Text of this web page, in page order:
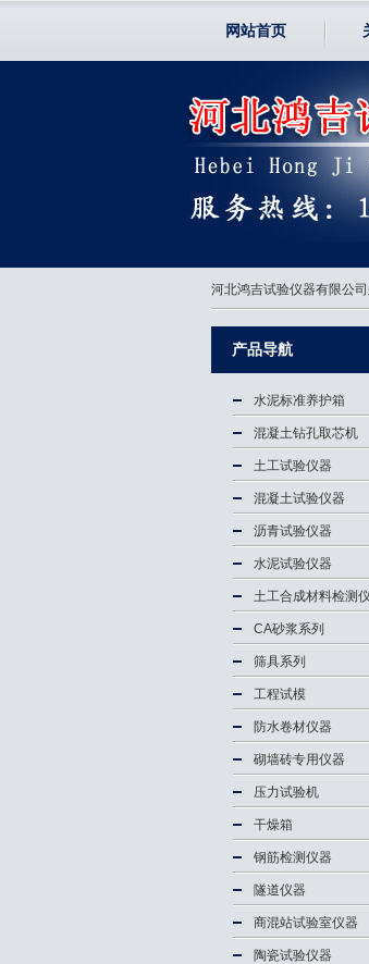
网站首页
河北鸿吉试验仪器有限公
产品导航
水泥标准养护箱
混凝土钻孔取芯机
土工试验仪器
混凝土试验仪器
沥青试验仪器
水泥试验仪器
土工合成材料检测
CA砂浆系列
筛具系列
工程试模
防水卷材仪器
砌墙砖专用仪器
压力试验机
干燥箱
钢筋检测仪器
隧道仪器
商混站试验室仪器
陶瓷试验仪器